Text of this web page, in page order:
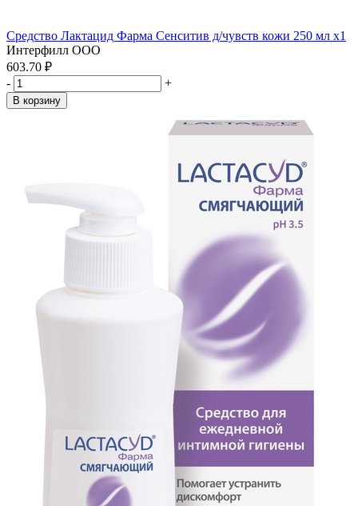
Средство Лактацид Фарма Сенситив д/чувств кожи 250 мл x1
Интерфилл ООО
603.70 ₽
-
+
В корзину